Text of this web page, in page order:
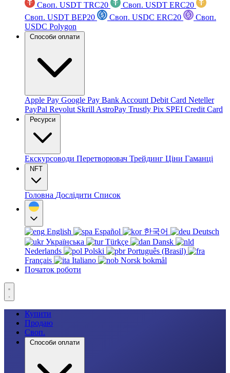
Своп. USDT TRC20
Своп. USDT ERC20
Своп. USDT BEP20
Своп. USDC ERC20
Своп.
USDC Polygon
Способи оплати
Apple Pay Google Pay Bank Account Debit Card Neteller
PayPal Revolut Skrill AstroPay Trustly Pix SPEI Credit Card
Ресурси
Екскурсоводи Перетворювач Трейдинг Ціни Гаманці
NFT
Головна Дослідити Список
English Español 한국어
Deutsch
Українська
Türkçe
Dansk
Nederlands
Polski
Português (Brasil)
Français
Italiano
Norsk bokmål
Початок роботи
Купити
Продаю
Своп.
Способи оплати